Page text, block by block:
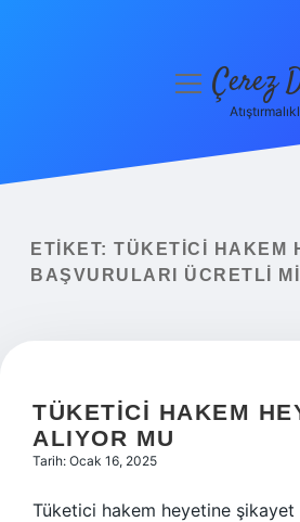
Yasal Uyarı
menüyüÇerez
ETIKET: TÜKETICI HAKEM
BAŞVURULARI ÜCRETLI MI
TÜKETICI HAKEM
ALIYOR MU
Tarih: Ocak 16, 2025
Tüketici hakem heyetine şikayet